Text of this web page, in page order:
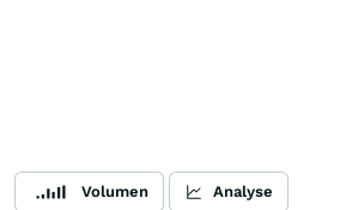
Volumen Analyse